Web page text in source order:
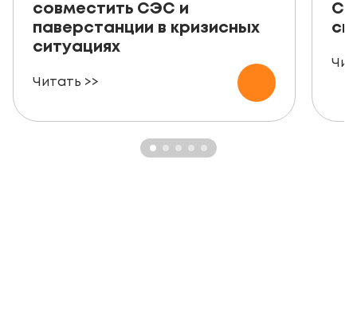
совместить СЭС и
паверстанции в кризисных
ситуациях
Читать >>